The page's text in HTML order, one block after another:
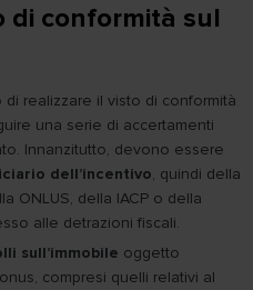
di conformità sul
realizzare il visto di conformità
una serie di accertamenti
Innanzitutto, devono essere
dell’incentivo, quindi della
ONLUS, della IACP o della
alle detrazioni fiscali.
sull’immobile oggetto
compresi quelli relativi al